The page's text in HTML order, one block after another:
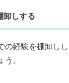
卸しする
の経験を棚卸し
う。